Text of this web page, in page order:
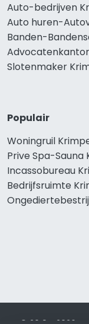
Auto-bedrijven
Auto huren-
Banden-
Slotenmaker
Populair
Woningruil
Prive Spa-
Incassobureau
Bedrijfsruimte